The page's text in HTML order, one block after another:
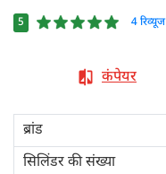
5 4 रिव्यूज
कंपेयर
ब्रांड
सिलिंडर की संख्या